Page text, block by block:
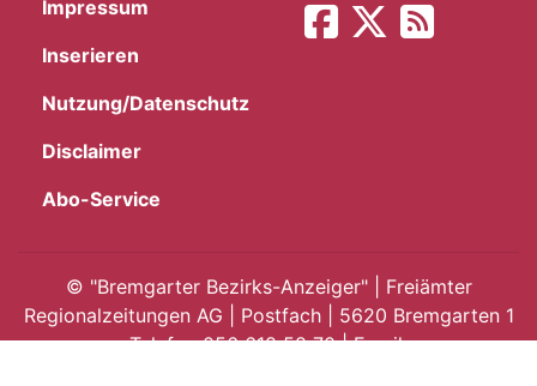
Impressum
Inserieren
Nutzung/Datenschutz
Disclaimer
Abo-Service
© "Bremgarter Bezirks-Anzeiger" | Freiämter
Regionalzeitungen AG | Postfach | 5620 Bremgarten 1
Telefon 056 618 58 70 | Email: